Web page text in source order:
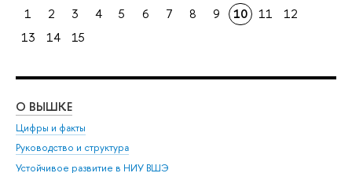
1 2 3 4 5 6 7 8 9 10 11
12
13
14 15
О ВЫШКЕ
Цифры и факты
Руководство и структура
Устойчивое развитие в НИУ ВШЭ